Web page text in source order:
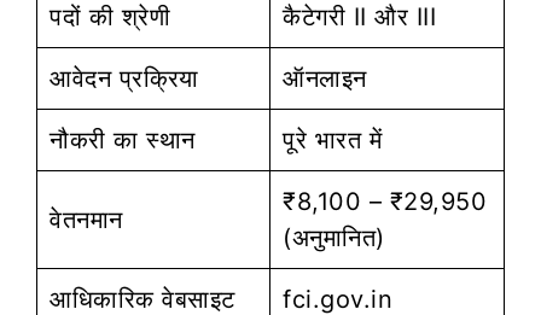
पदों की श्रेणी कैटेगरी II और III
आवेदन प्रक्रिया ऑनलाइन
नौकरी का स्थान पूरे भारत में
वेतनमान
₹8,100 – ₹29,950
(अनुमानित)
आधिकारिक वेबसाइट fci.gov.in